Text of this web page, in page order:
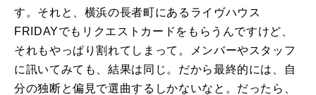
す。それと、横浜の長者町にあるライヴハウス
FRIDAYでもリクエストカードをもらうんですけど、
それもやっぱり割れてしまって。メンバーやスタッフ
に訊いてみても、結果は同じ。だから最終的には、自
分の独断と偏見で選曲するしかないなと。だったら、